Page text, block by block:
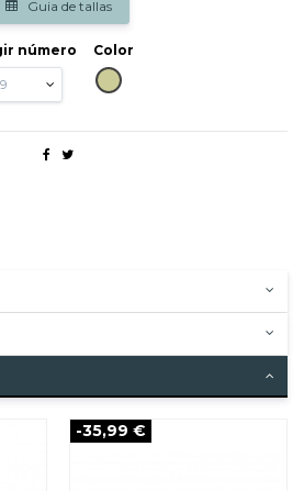
Guia de tallas
número
Color
BEIG
-35,99 €